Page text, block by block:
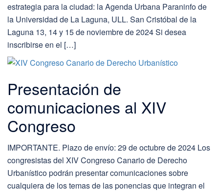
estrategia para la ciudad: la Agenda Urbana Paraninfo de
la Universidad de La Laguna, ULL. San Cristóbal de la
Laguna 13, 14 y 15 de noviembre de 2024 Si desea
inscribirse en el […]
Presentación de
comunicaciones al XIV
Congreso
IMPORTANTE. Plazo de envío: 29 de octubre de 2024 Los
congresistas del XIV Congreso Canario de Derecho
Urbanístico podrán presentar comunicaciones sobre
cualquiera de los temas de las ponencias que integran el